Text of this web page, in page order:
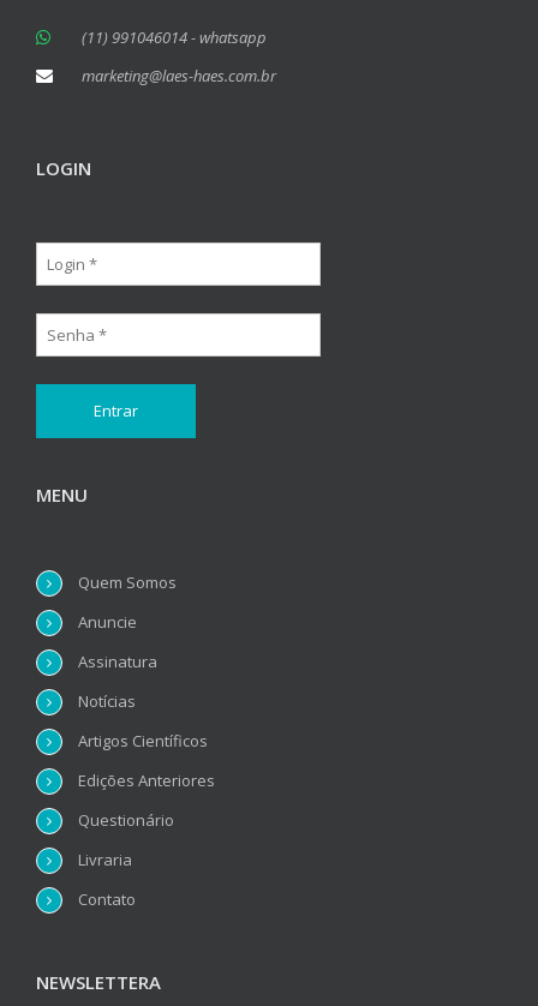
(11) 991046014 - whatsapp
marketing@laes-haes.com.br
LOGIN
MENU
Quem Somos
Anuncie
Assinatura
Notícias
Artigos Científicos
Edições Anteriores
Questionário
Livraria
Contato
NEWSLETTERA